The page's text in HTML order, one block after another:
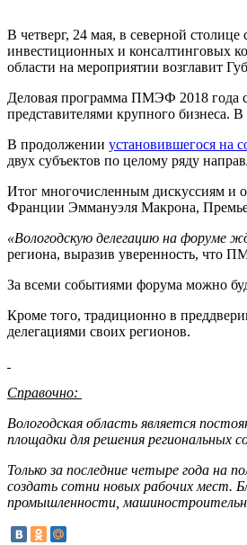
В четверг, 24 мая, в северной
инвестиционных и консалтинговых
области на мероприятии возглавит
Деловая программа ПМЭФ 2018 года
представителями крупного бизнеса.
В продолжении установившегося на
двух субъектов по целому ряду
Итог многочисленным дискуссиям и
Франции Эммануэля Макрона,
«Вологодскую делегацию на форуме
региона, выразив уверенность, что
За всеми событиями форума можно
Кроме того, традиционно в
делегациями своих регионов.
Справочно:
Вологодская область является
площадки для решения региональных
Только за последние четыре года на
создать сотни новых рабочих мест.
промышленности,